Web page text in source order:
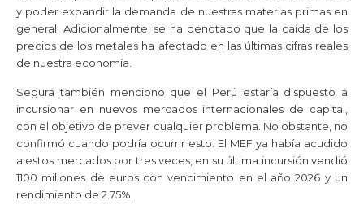
y poder expandir la demanda de nuestras materias primas en
general. Adicionalmente, se ha denotado que la caída de los
precios de los metales ha afectado en las últimas cifras reales
de nuestra economía.
Segura también mencionó que el Perú estaría dispuesto a
incursionar en nuevos mercados internacionales de capital,
con el objetivo de prever cualquier problema. No obstante, no
confirmó cuando podría ocurrir esto. El MEF ya había acudido
a estos mercados por tres veces, en su última incursión vendió
1100 millones de euros con vencimiento en el año 2026 y un
rendimiento de 2.75%.